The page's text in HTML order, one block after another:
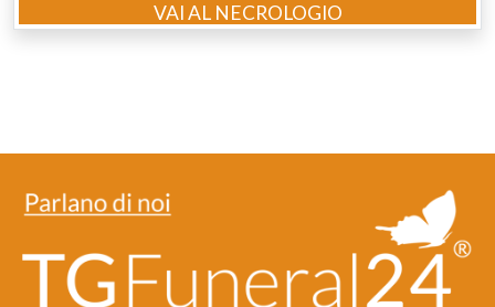
VAI AL NECROLOGIO